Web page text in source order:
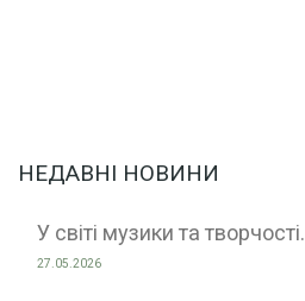
НЕДАВНІ НОВИНИ
У світі музики та творчості.
27.05.2026